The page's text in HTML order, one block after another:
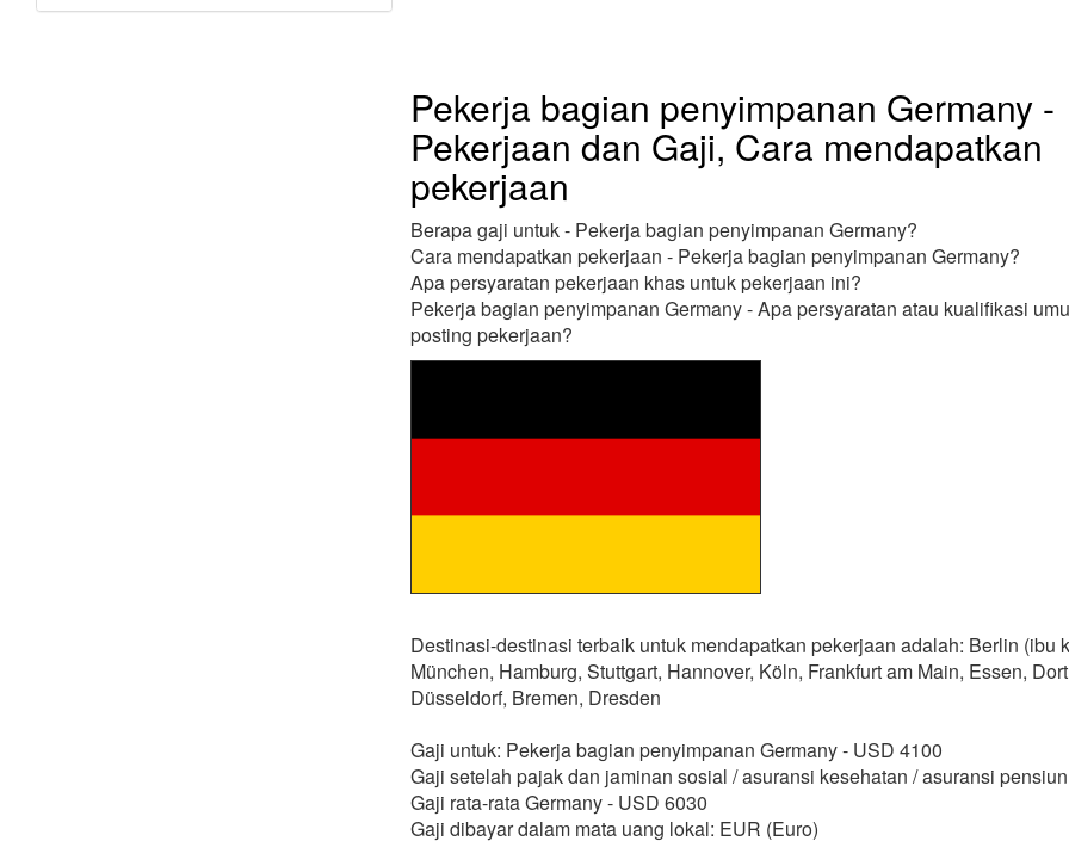
Pekerja bagian penyimpanan Germany -
Pekerjaan dan Gaji, Cara mendapatkan
pekerjaan
Berapa gaji untuk - Pekerja bagian penyimpanan Germany?
Cara mendapatkan pekerjaan - Pekerja bagian penyimpanan Germany?
Apa persyaratan pekerjaan khas untuk pekerjaan ini?
Pekerja bagian penyimpanan Germany - Apa persyaratan atau kualifikasi
posting pekerjaan?
Destinasi-destinasi terbaik untuk mendapatkan pekerjaan adalah: Berlin (ibu
München, Hamburg, Stuttgart, Hannover, Köln, Frankfurt am Main, Essen,
Düsseldorf, Bremen, Dresden
Gaji untuk: Pekerja bagian penyimpanan Germany - USD 4100
Gaji setelah pajak dan jaminan sosial / asuransi kesehatan / asuransi
Gaji rata-rata Germany - USD 6030
Gaji dibayar dalam mata uang lokal: EUR (Euro)